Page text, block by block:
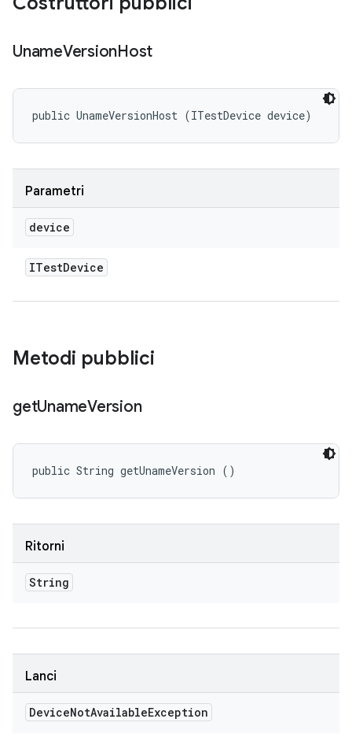
UnameVersionHost
public UnameVersionHost (ITestDevice device)
Parametri
device
ITestDevice
Metodi pubblici
getUnameVersion
public String getUnameVersion ()
Ritorni
String
Lanci
DeviceNotAvailableException